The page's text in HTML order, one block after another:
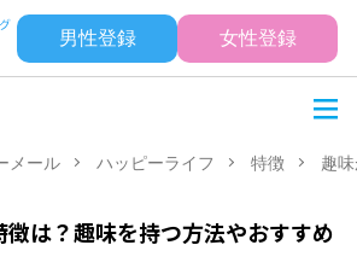
男性登録 女性登録
メール ハッピーライフ 特徴 趣
徴は？趣味を持つ方法やおすすめ